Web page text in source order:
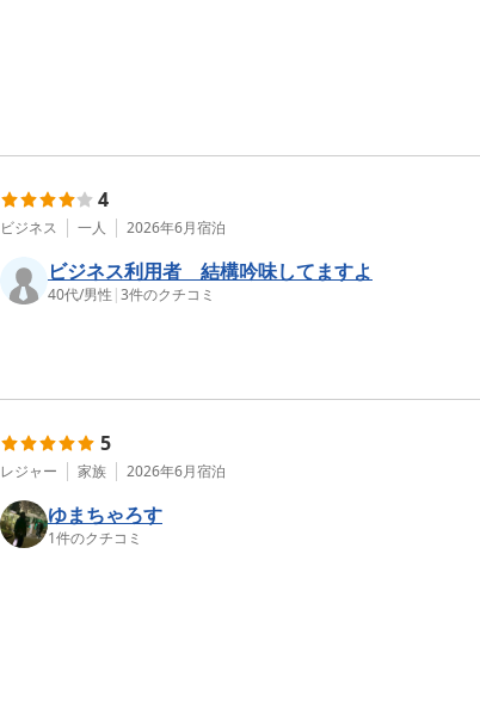
4
ビジネス 一人 2026年6月宿泊
ビジネス利用者 結構吟味してますよ
40代/男性 |3件のクチコミ
5
レジャー 家族 2026年6月宿泊
ゆまちゃろす
1件のクチコミ